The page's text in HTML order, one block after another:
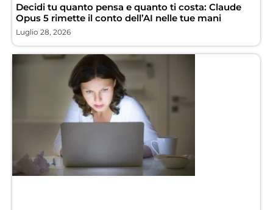
Decidi tu quanto pensa e quanto ti costa: Claude
Opus 5 rimette il conto dell’AI nelle tue mani
Luglio 28, 2026